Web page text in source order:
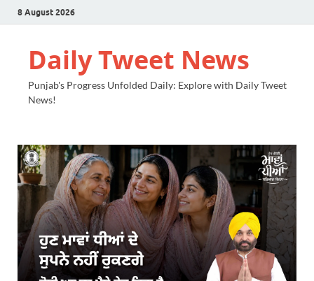
8 August 2026
Daily Tweet News
Punjab's Progress Unfolded Daily: Explore with Daily Tweet
News!